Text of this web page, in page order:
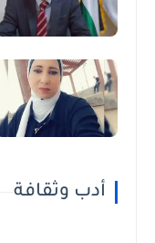
أدب وثقافة